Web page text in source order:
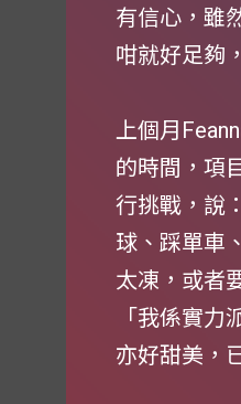
有信心，雖
咁就好足夠
上個月
的時間，項
行挑戰，說
球、踩單車
太凍，或者
「我係實
亦好甜美，